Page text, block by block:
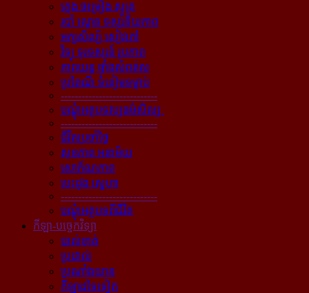
ភ្លេង ចម្រៀង ស្មូត្រ
របាំ ល្ខោន ទស្សនីយភាព
អក្សសិល្ប៍ សៀវភៅ
វិទ្យុ ទូរទស្សន៍ រូបភាព
ភាពយន្ដ ផ្ទាំងសំពត់ស
ប្រពៃណី ទំនៀមទម្លាប់
----------------------------
បណ្ដុំអត្ថបទវប្បធម៌សិល្បៈ
----------------------------
ជីវិតប្រចាំថ្ងៃ
សុខភាព អនាម័យ
សោភ័ណភាព
បេះដូង ស្នេហា
----------------------------
បណ្ដុំអត្ថបទពីជីវិត
កីឡា-បច្ចេកវិទ្យា
បាល់ទាត់
ប្រដាល់
ប្រណាំងយាន
កីឡាដទៃទៀត